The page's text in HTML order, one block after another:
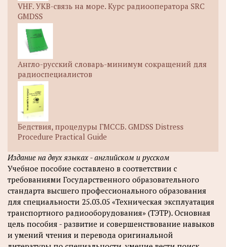
VHF. УКВ-связь на море. Курс радиооператора SRC
GMDSS
Англо-русский словарь-минимум сокращений для
радиоспециалистов
Бедствия, процедуры ГМССБ. GMDSS Distress
Procedure Practical Guide
Издание на двух языках - английском и русском
Учебное пособие составлено в соответствии с
требованиями Государственного образовательного
стандарта высшего профессионального образования
для специальности 25.03.05 «Техническая эксплуатация
транспортного радиооборудования» (ТЭТР). Основная
цель пособия - развитие и совершенствование навыков
и умений чтения и перевода оригинальной